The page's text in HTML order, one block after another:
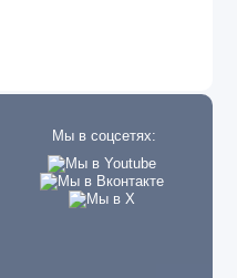
Мы в соцсетях: